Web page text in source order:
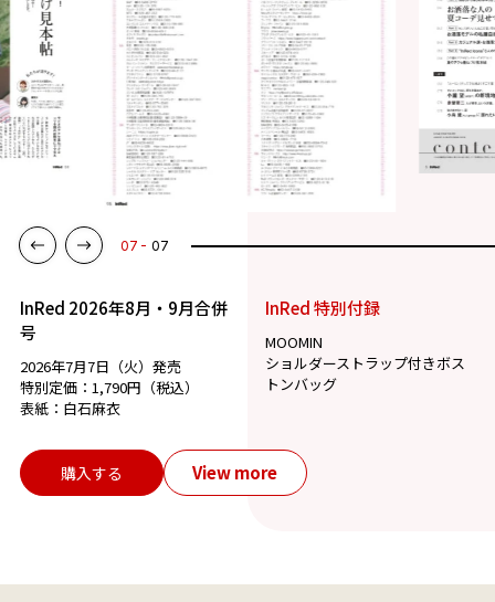
07 07
InRed 2026年8月・9月合併
号
2026年7月7日（火）発売
特別定価：1,790円（税込）
表紙：白石麻衣
InRed 特別付録
MOOMIN
ショルダーストラップ付きボス
トンバッグ
購入する View more